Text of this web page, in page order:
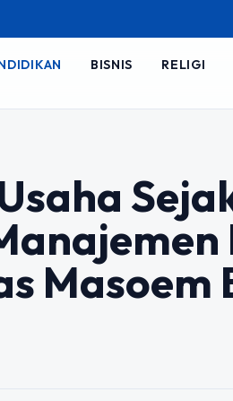
BISNIS RELIGI
Masoem